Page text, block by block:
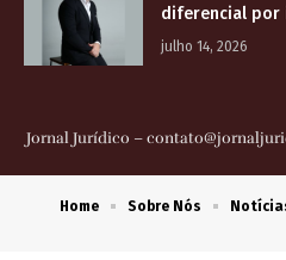
diferencial por
julho 14, 2026
Jornal Jurídico –
Home Sobre Nós